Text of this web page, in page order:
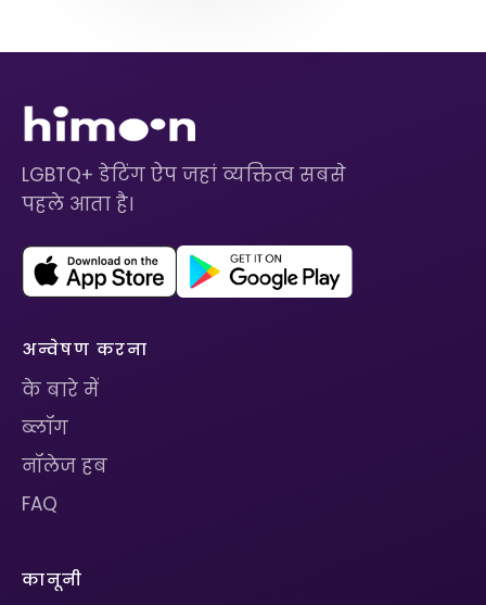
LGBTQ+ डेटिंग ऐप जहां व्यक्तित्व सबसे
पहले आता है।
अन्वेषण करना
के बारे में
ब्लॉग
नॉलेज हब
FAQ
कानूनी